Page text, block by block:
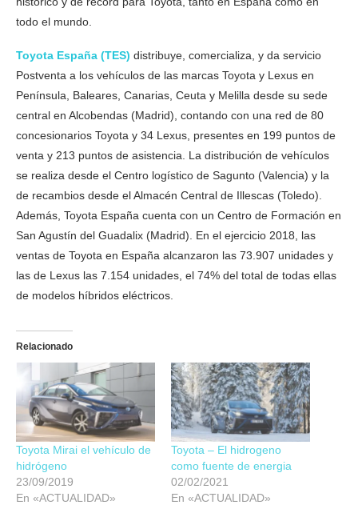
todo el mundo.
Toyota España (TES) distribuye, comercializa, y da servicio
Postventa a los vehículos de las marcas Toyota y Lexus en
Península, Baleares, Canarias, Ceuta y Melilla desde su sede
central en Alcobendas (Madrid), contando con una red de 80
concesionarios Toyota y 34 Lexus, presentes en 199 puntos de
venta y 213 puntos de asistencia. La distribución de vehículos
se realiza desde el Centro logístico de Sagunto (Valencia) y la
de recambios desde el Almacén Central de Illescas (Toledo).
Además, Toyota España cuenta con un Centro de Formación en
San Agustín del Guadalix (Madrid). En el ejercicio 2018, las
ventas de Toyota en España alcanzaron las 73.907 unidades y
las de Lexus las 7.154 unidades, el 74% del total de todas ellas
de modelos híbridos eléctricos.
Relacionado
Toyota Mirai el vehículo de
hidrógeno
23/09/2019
En «ACTUALIDAD»
Toyota – El hidrogeno
como fuente de energia
02/02/2021
En «ACTUALIDAD»